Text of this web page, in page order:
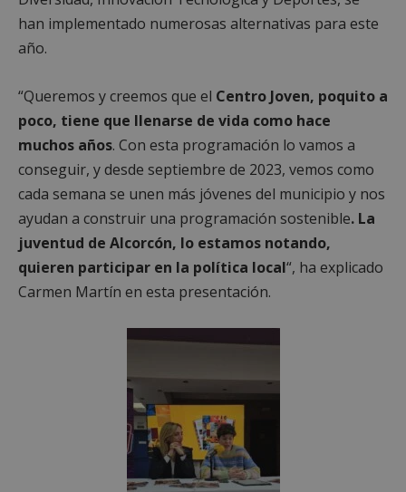
han implementado numerosas alternativas para este
año.
“Queremos y creemos que el Centro Joven, poquito a
poco, tiene que llenarse de vida como hace
muchos años. Con esta programación lo vamos a
conseguir, y desde septiembre de 2023, vemos como
cada semana se unen más jóvenes del municipio y nos
ayudan a construir una programación sostenible. La
juventud de Alcorcón, lo estamos notando,
quieren participar en la política local“, ha explicado
Carmen Martín en esta presentación.